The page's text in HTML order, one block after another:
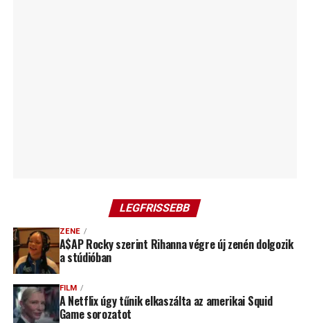
LEGFRISSEBB
ZENE
A$AP Rocky szerint Rihanna végre új zenén dolgozik
a stúdióban
FILM
A Netflix úgy tűnik elkaszálta az amerikai Squid
Game sorozatot